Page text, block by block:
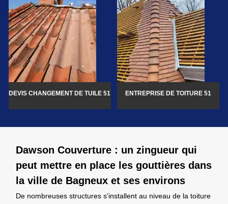
DEVIS CHANGEMENT DE TUILE 51 ENTREPRISE DE TOITURE 51
Dawson Couverture : un zingueur qui
peut mettre en place les gouttières dans
la ville de Bagneux et ses environs
De nombreuses structures s'installent au niveau de la toiture